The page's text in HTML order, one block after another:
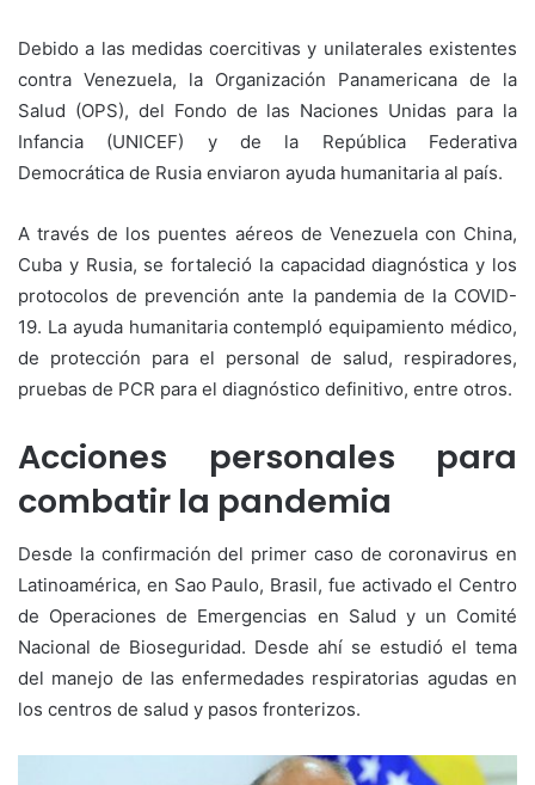
Debido a las medidas coercitivas y unilaterales existentes
contra Venezuela, la Organización Panamericana de la
Salud (OPS), del Fondo de las Naciones Unidas para la
Infancia (UNICEF) y de la República Federativa
Democrática de Rusia enviaron ayuda humanitaria al país.
A través de los puentes aéreos de Venezuela con China,
Cuba y Rusia, se fortaleció la capacidad diagnóstica y los
protocolos de prevención ante la pandemia de la COVID-
19. La ayuda humanitaria contempló equipamiento médico,
de protección para el personal de salud, respiradores,
pruebas de PCR para el diagnóstico definitivo, entre otros.
Acciones personales para
combatir la pandemia
Desde la confirmación del primer caso de coronavirus en
Latinoamérica, en Sao Paulo, Brasil, fue activado el Centro
de Operaciones de Emergencias en Salud y un Comité
Nacional de Bioseguridad. Desde ahí se estudió el tema
del manejo de las enfermedades respiratorias agudas en
los centros de salud y pasos fronterizos.